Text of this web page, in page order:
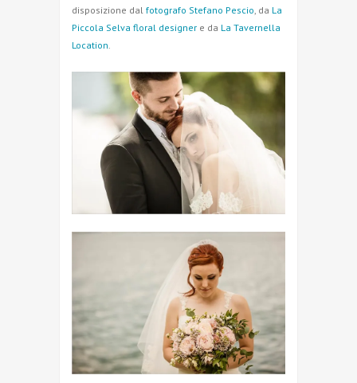
disposizione dal fotografo Stefano Pescio, da La
Piccola Selva floral designer e da La Tavernella
Location.